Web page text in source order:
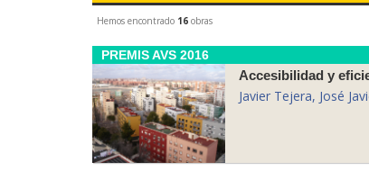
Hemos encontrado 16 obras
PREMIS AVS 2016
Accesibilidad y
Javier Tejera, José